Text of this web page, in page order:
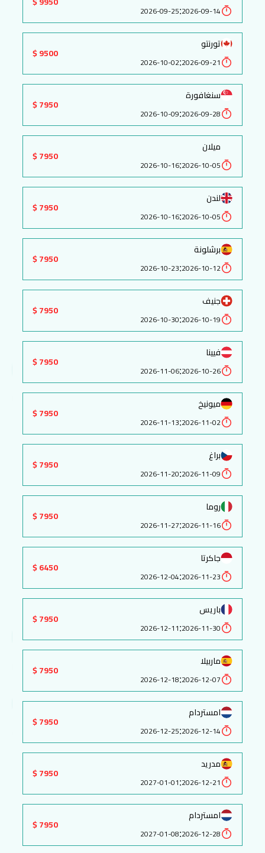
2026-09-14
:
2026-09-25
تورنتو
2026-09-21
:
2026-10-02
9500 $
سنغافورة
2026-09-28
:
2026-10-09
7950 $
ميلان
2026-10-05
:
2026-10-16
7950 $
لندن
2026-10-05
:
2026-10-16
7950 $
برشلونة
2026-10-12
:
2026-10-23
7950 $
جنيف
2026-10-19
:
2026-10-30
7950 $
فيينا
2026-10-26
:
2026-11-06
7950 $
ميونيخ
2026-11-02
:
2026-11-13
7950 $
براغ
2026-11-09
:
2026-11-20
7950 $
روما
2026-11-16
:
2026-11-27
7950 $
جاكرتا
2026-11-23
:
2026-12-04
6450 $
باريس
2026-11-30
:
2026-12-11
7950 $
ماربيلا
2026-12-07
:
2026-12-18
7950 $
امستردام
2026-12-14
:
2026-12-25
7950 $
مدريد
2026-12-21
:
2027-01-01
7950 $
امستردام
2026-12-28
:
2027-01-08
7950 $